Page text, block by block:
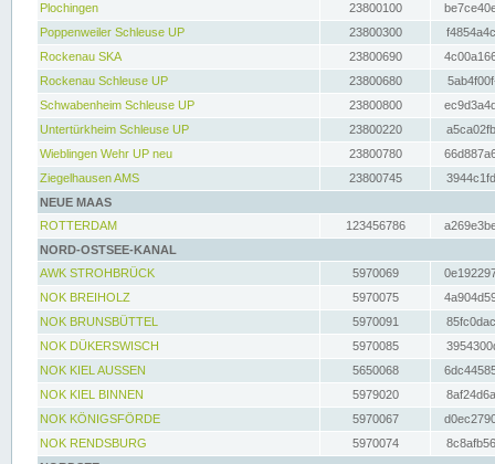
Plochingen
23800100
Poppenweiler Schleuse UP
23800300
Rockenau SKA
23800690
Rockenau Schleuse UP
23800680
Schwabenheim Schleuse UP
23800800
Untertürkheim Schleuse UP
23800220
Wieblingen Wehr UP neu
23800780
Ziegelhausen AMS
23800745
NEUE MAAS
ROTTERDAM
123456786
NORD-OSTSEE-KANAL
AWK STROHBRÜCK
5970069
NOK BREIHOLZ
5970075
NOK BRUNSBÜTTEL
5970091
NOK DÜKERSWISCH
5970085
NOK KIEL AUSSEN
5650068
NOK KIEL BINNEN
5979020
NOK KÖNIGSFÖRDE
5970067
NOK RENDSBURG
5970074